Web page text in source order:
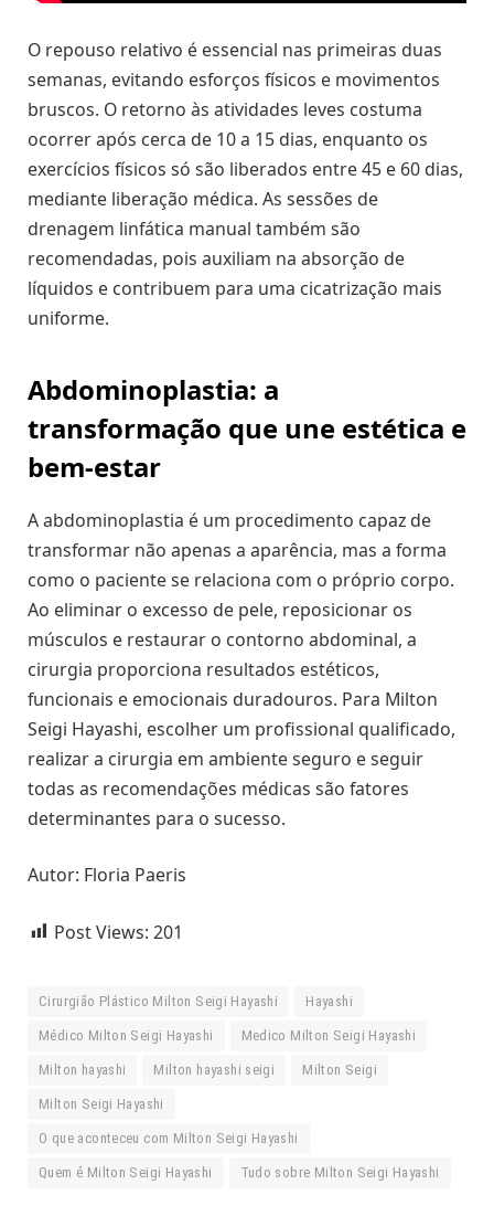
O repouso relativo é essencial nas primeiras duas
semanas, evitando esforços físicos e movimentos
bruscos. O retorno às atividades leves costuma
ocorrer após cerca de 10 a 15 dias, enquanto os
exercícios físicos só são liberados entre 45 e 60 dias,
mediante liberação médica. As sessões de
drenagem linfática manual também são
recomendadas, pois auxiliam na absorção de
líquidos e contribuem para uma cicatrização mais
uniforme.
Abdominoplastia: a
transformação que une estética e
bem-estar
A abdominoplastia é um procedimento capaz de
transformar não apenas a aparência, mas a forma
como o paciente se relaciona com o próprio corpo.
Ao eliminar o excesso de pele, reposicionar os
músculos e restaurar o contorno abdominal, a
cirurgia proporciona resultados estéticos,
funcionais e emocionais duradouros. Para Milton
Seigi Hayashi, escolher um profissional qualificado,
realizar a cirurgia em ambiente seguro e seguir
todas as recomendações médicas são fatores
determinantes para o sucesso.
Autor: Floria Paeris
Post Views: 201
Cirurgião Plástico Milton Seigi Hayashi Hayashi
Médico Milton Seigi Hayashi Medico Milton Seigi Hayashi
Milton hayashi Milton hayashi seigi Milton Seigi
Milton Seigi Hayashi
O que aconteceu com Milton Seigi Hayashi
Quem é Milton Seigi Hayashi Tudo sobre Milton Seigi Hayashi